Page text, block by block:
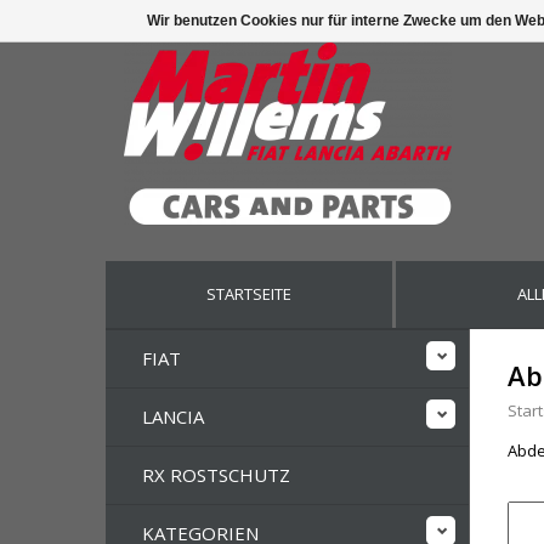
STARTSEITE
FIAT
LANCIA
RX ROSTSCHUTZ
KATEGORIEN
Wir benutzen Cookies nur für interne Zwecke um den